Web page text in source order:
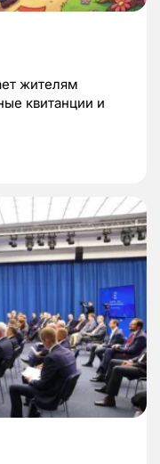
жителям
квитанции и